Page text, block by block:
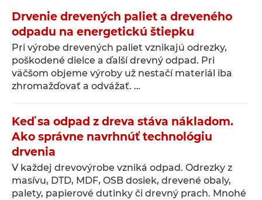
Drvenie drevených paliet a dreveného
odpadu na energetickú štiepku
Pri výrobe drevených paliet vznikajú odrezky,
poškodené dielce a ďalší drevný odpad. Pri
väčšom objeme výroby už nestačí materiál iba
zhromažďovať a odvážať. …
Keď sa odpad z dreva stáva nákladom.
Ako správne navrhnúť technológiu
drvenia
V každej drevovýrobe vzniká odpad. Odrezky z
masívu, DTD, MDF, OSB dosiek, drevené obaly,
palety, papierové dutinky či drevný prach. Mnohé